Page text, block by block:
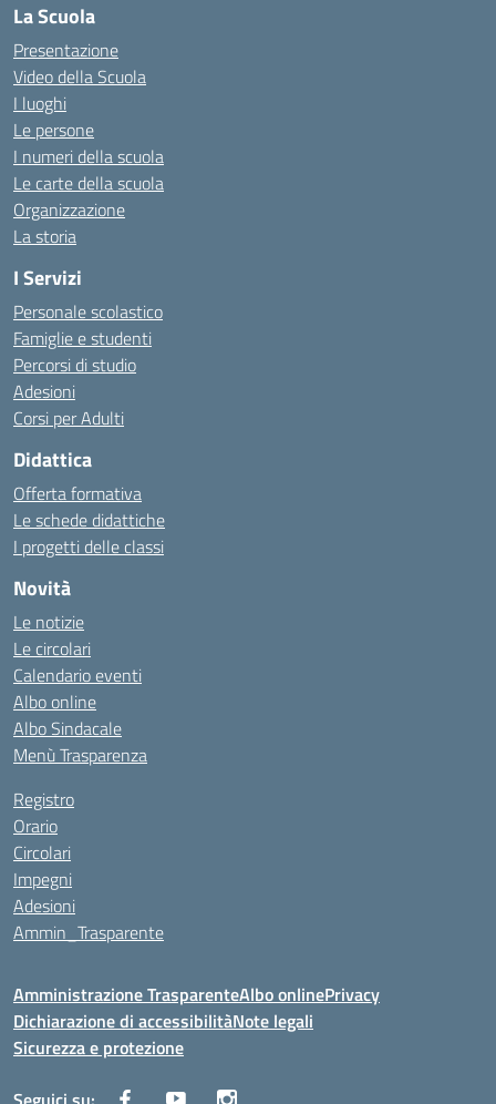
La Scuola
Presentazione
Video della Scuola
I luoghi
Le persone
I numeri della scuola
Le carte della scuola
Organizzazione
La storia
I Servizi
Personale scolastico
Famiglie e studenti
Percorsi di studio
Adesioni
Corsi per Adulti
Didattica
Offerta formativa
Le schede didattiche
I progetti delle classi
Novità
Le notizie
Le circolari
Calendario eventi
Albo online
Albo Sindacale
Menù Trasparenza
Registro
Orario
Circolari
Impegni
Adesioni
Ammin_Trasparente
Amministrazione TrasparenteAlbo onlinePrivacy
Dichiarazione di accessibilitàNote legali
Sicurezza e protezione